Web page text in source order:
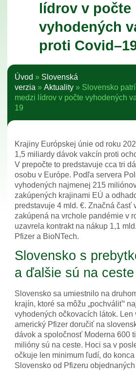
lídrov v počte
vyhodených
proti
Úvod » Slovenská
verzia » Aktuality » Slovensko patrí
medzi lídrov v počte vyhodených
19
Krajiny Európskej únie od roku
1,5 miliardy dávok vakcín proti
V prepočte to predstavuje cca tri
osobu v Európe. Podľa servera
vyhodených najmenej 215
zakúpených krajinami EÚ a
predstavuje 4 mld. €. Značná časť
zakúpená na vrchole pandémie v
uzavrela kontrakt na nákup 1,1
Pfizer a BioNTech.
Slovensko s
a ďalšie sú na ceste
Slovensko sa umiestnilo na
krajín, ktoré sa môžu „pochváliť“
vyhodených očkovacích látok. Len
americký Pfizer doručiť na
dávok a spoločnosť Moderna 600
milióny sú na ceste. Hoci sa v
očkuje len minimum ľudí, do
Slovensko od Pfizeru